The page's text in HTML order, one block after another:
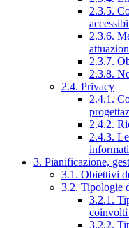
2.3.5.
2.3.6.
2.3.7.
2.3.8.
2.4. Privacy
2.4.1.
2.4.2.
2.4.3.
3. Pianificazione,
3.1. Obiettivi
3.2. Tipologie
3.2.1.
coinvolti
3.2.2.